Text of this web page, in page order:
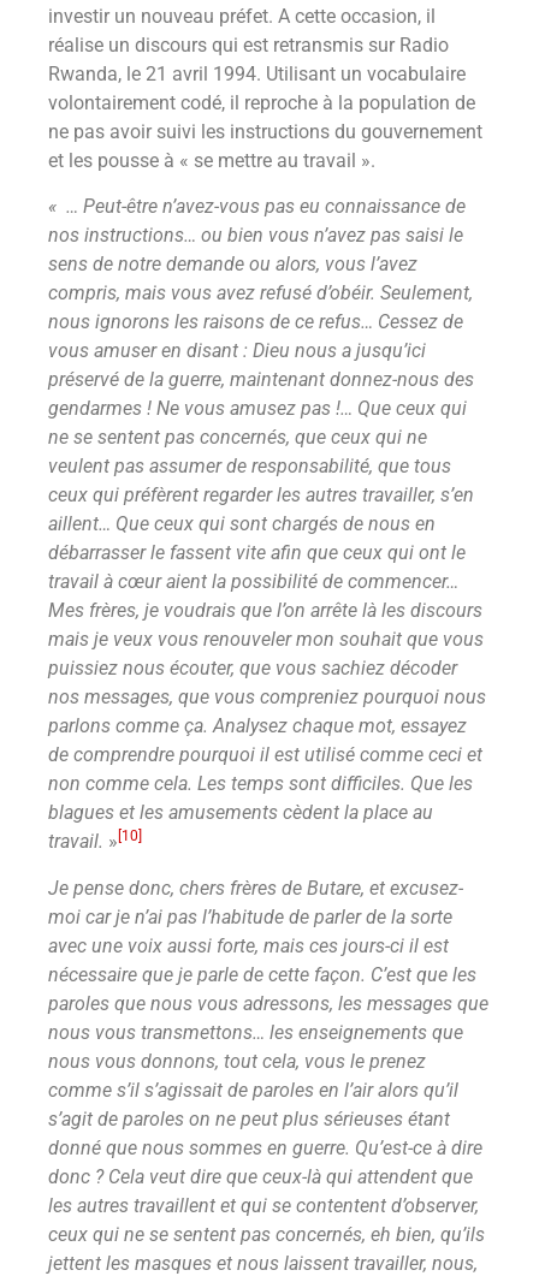
investir un nouveau préfet. A cette occasion, il
réalise un discours qui est retransmis sur Radio
Rwanda, le 21 avril 1994. Utilisant un vocabulaire
volontairement codé, il reproche à la population de
ne pas avoir suivi les instructions du gouvernement
et les pousse à « se mettre au travail ».
« … Peut-être n’avez-vous pas eu connaissance de
nos instructions… ou bien vous n’avez pas saisi le
sens de notre demande ou alors, vous l’avez
compris, mais vous avez refusé d’obéir. Seulement,
nous ignorons les raisons de ce refus… Cessez de
vous amuser en disant : Dieu nous a jusqu’ici
préservé de la guerre, maintenant donnez-nous des
gendarmes ! Ne vous amusez pas !… Que ceux qui
ne se sentent pas concernés, que ceux qui ne
veulent pas assumer de responsabilité, que tous
ceux qui préfèrent regarder les autres travailler, s’en
aillent… Que ceux qui sont chargés de nous en
débarrasser le fassent vite afin que ceux qui ont le
travail à cœur aient la possibilité de commencer…
Mes frères, je voudrais que l’on arrête là les discours
mais je veux vous renouveler mon souhait que vous
puissiez nous écouter, que vous sachiez décoder
nos messages, que vous compreniez pourquoi nous
parlons comme ça. Analysez chaque mot, essayez
de comprendre pourquoi il est utilisé comme ceci et
non comme cela. Les temps sont difficiles. Que les
blagues et les amusements cèdent la place au
travail. » [10]
Je pense donc, chers frères de Butare, et excusez-
moi car je n’ai pas l’habitude de parler de la sorte
avec une voix aussi forte, mais ces jours-ci il est
nécessaire que je parle de cette façon. C’est que les
paroles que nous vous adressons, les messages que
nous vous transmettons… les enseignements que
nous vous donnons, tout cela, vous le prenez
comme s’il s’agissait de paroles en l’air alors qu’il
s’agit de paroles on ne peut plus sérieuses étant
donné que nous sommes en guerre. Qu’est-ce à dire
donc ? Cela veut dire que ceux-là qui attendent que
les autres travaillent et qui se contentent d’observer,
ceux qui ne se sentent pas concernés, eh bien, qu’ils
jettent les masques et nous laissent travailler, nous,